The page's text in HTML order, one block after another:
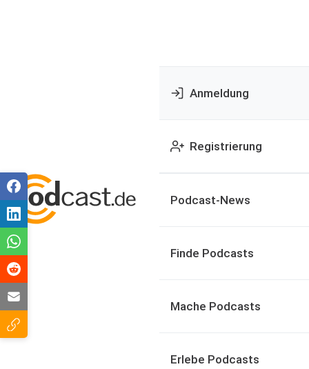
Anmeldung
Registrierung
Podcast-News
Finde Podcasts
Mache Podcasts
Erlebe Podcasts